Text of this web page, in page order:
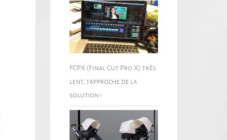
FCPX (Final Cut Pro X) très
lent, j’approche de la
solution !